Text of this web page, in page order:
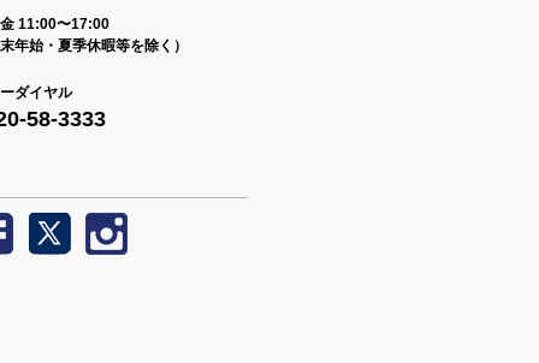
11:00〜17:00
末年始・夏季休暇等を除く）
ダイヤル
58-3333